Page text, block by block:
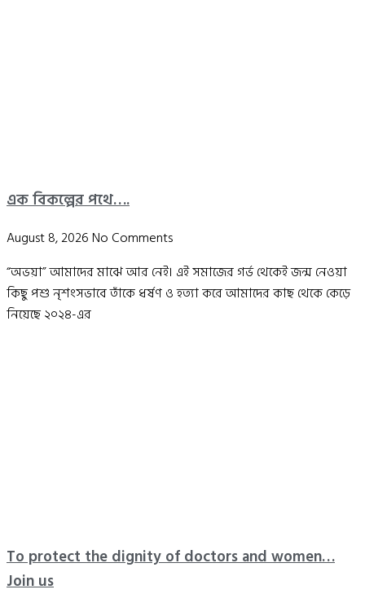
এক বিকল্পের পথে….
August 8, 2026No Comments
“অভয়া” আমাদের মাঝে আর নেই। এই সমাজের গর্ভ থেকেই জন্ম নেওয়া
কিছু পশু নৃশংসভাবে তাঁকে ধর্ষণ ও হত্যা করে আমাদের কাছ থেকে কেড়ে
নিয়েছে ২০২৪-এর
To protect the dignity of doctors and women…
Join us